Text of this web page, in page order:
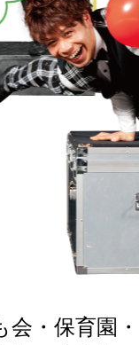
会・保育園